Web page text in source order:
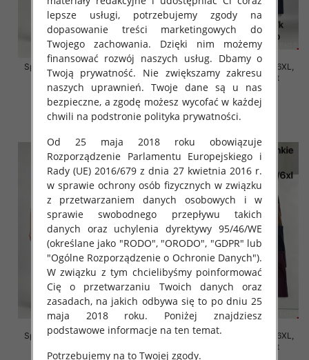
Spodnie damskie Roz 2XL-6XL,
Mix Kolor Paczka 12 szt
16.00 zł
szczegóły
Spodnie damskie Roz 2XL-6XL,
Mix Kolor Paczka 12 szt
16.00 zł
szczegóły
Spodnie damskie Roz 2XL-6XL,
Spodnie damskie Roz 2XL-6XL,
Mix Kolor Paczka 12 szt
lepsze usługi, potrzebujemy zgody na
dopasowanie treści marketingowych do
Twojego zachowania. Dzięki nim możemy
finansować rozwój naszych usług. Dbamy o
Twoją prywatność. Nie zwiększamy zakresu
naszych uprawnień. Twoje dane są u nas
bezpieczne, a zgodę możesz wycofać w każdej
chwili na podstronie polityka prywatności.
Od 25 maja 2018 roku obowiązuje
Rozporządzenie Parlamentu Europejskiego i
Rady (UE) 2016/679 z dnia 27 kwietnia 2016 r.
w sprawie ochrony osób fizycznych w związku
z przetwarzaniem danych osobowych i w
sprawie swobodnego przepływu takich
danych oraz uchylenia dyrektywy 95/46/WE
(określane jako "RODO", "ORODO", "GDPR" lub
"Ogólne Rozporządzenie o Ochronie Danych").
W związku z tym chcielibyśmy poinformować
Cię o przetwarzaniu Twoich danych oraz
zasadach, na jakich odbywa się to po dniu 25
maja 2018 roku. Poniżej znajdziesz
podstawowe informacje na ten temat.
Potrzebujemy na to Twojej zgody.